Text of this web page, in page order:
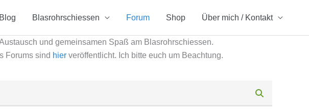
Blog Blasrohrschiessen Forum Shop Über mich / Kontakt
und gemeinsamen Spaß am Blasrohrschiessen.
Forums sind hier veröffentlicht. Ich bitte euch um Beachtung.